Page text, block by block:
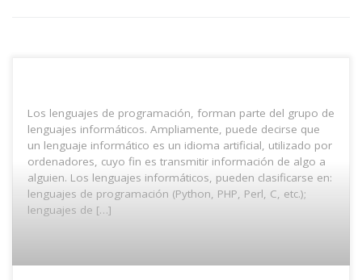
Los lenguajes de programación, forman parte del grupo de
lenguajes informáticos. Ampliamente, puede decirse que
un lenguaje informático es un idioma artificial, utilizado por
ordenadores, cuyo fin es transmitir información de algo a
alguien. Los lenguajes informáticos, pueden clasificarse en:
lenguajes de programación (Python, PHP, Perl, C, etc.);
lenguajes de […]